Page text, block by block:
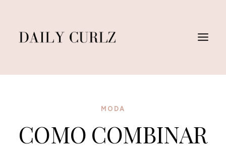
Contenido
MODA
COMO COMBINAR